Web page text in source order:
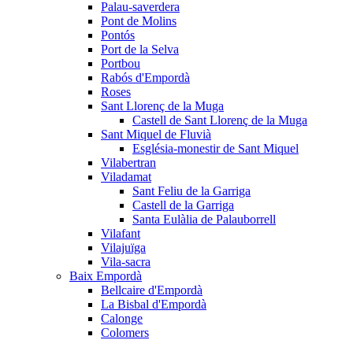
Palau-saverdera
Pont de Molins
Pontós
Port de la Selva
Portbou
Rabós d'Empordà
Roses
Sant Llorenç de la Muga
Castell de Sant Llorenç de la Muga
Sant Miquel de Fluvià
Església-monestir de Sant Miquel
Vilabertran
Viladamat
Sant Feliu de la Garriga
Castell de la Garriga
Santa Eulàlia de Palauborrell
Vilafant
Vilajuïga
Vila-sacra
Baix Empordà
Bellcaire d'Empordà
La Bisbal d'Empordà
Calonge
Colomers